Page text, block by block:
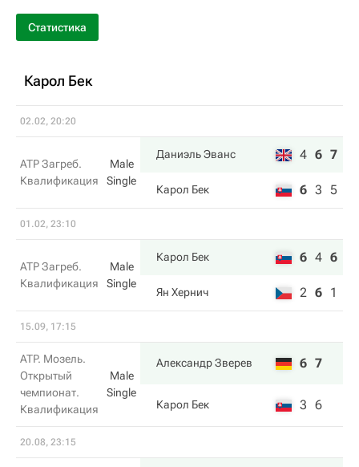
Статистика
Карол Бек
02.02, 20:20
ATP Загреб.
Квалификация
Male
Single
Даниэль Эванс 4 6 7
Карол Бек 6 3 5
01.02, 23:10
ATP Загреб.
Квалификация
Male
Single
Карол Бек 6 4 6
Ян Хернич 2 6 1
15.09, 17:15
ATP. Мозель.
Открытый
чемпионат.
Квалификация
Male
Single
Александр Зверев 6 7
Карол Бек 3 6
20.08, 23:15